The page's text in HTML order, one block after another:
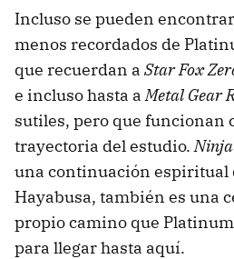
Incluso se pueden
menos recordados de
que recuerdan a Star Fox
e incluso hasta aMetal Gear
sutiles, pero que funcionan
trayectoria del estudio.
una continuación espiritual
Hayabusa, también es una
propio camino que
para llegar hasta aquí.